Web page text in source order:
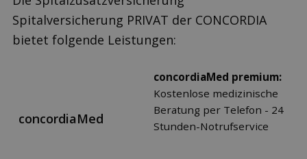
Spitalversicherung PRIVAT der CONCORDIA
bietet folgende Leistungen:
concordiaMed
concordiaMed premium:
Kostenlose medizinische
Beratung per Telefon - 24
Stunden-Notrufservice